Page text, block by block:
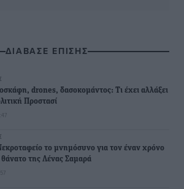
ΔΙΑΒΑΣΕ ΕΠΙΣΗΣ
drones, δασοκομάντος: Τι έχει αλλάξει
Προστασί
το μνημόσυνο για τον έναν χρόνο
της Λένας Σαμαρά